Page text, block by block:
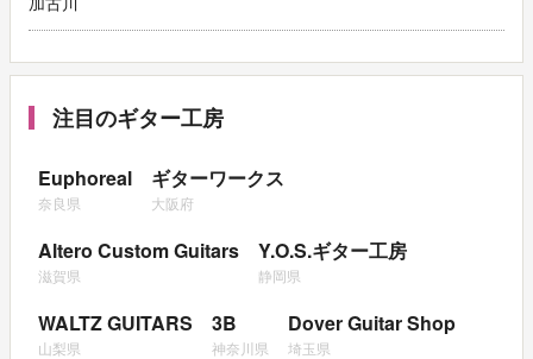
注目のギター工房
Euphoreal
奈良県
ギターワークス
大阪府
Altero Custom Guitars
滋賀県
Y.O.S.ギター工房
静岡県
WALTZ GUITARS
山梨県
3B
神奈川県
Dover Guitar Shop
埼玉県